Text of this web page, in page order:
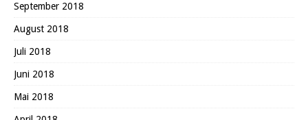
September 2018
August 2018
Juli 2018
Juni 2018
Mai 2018